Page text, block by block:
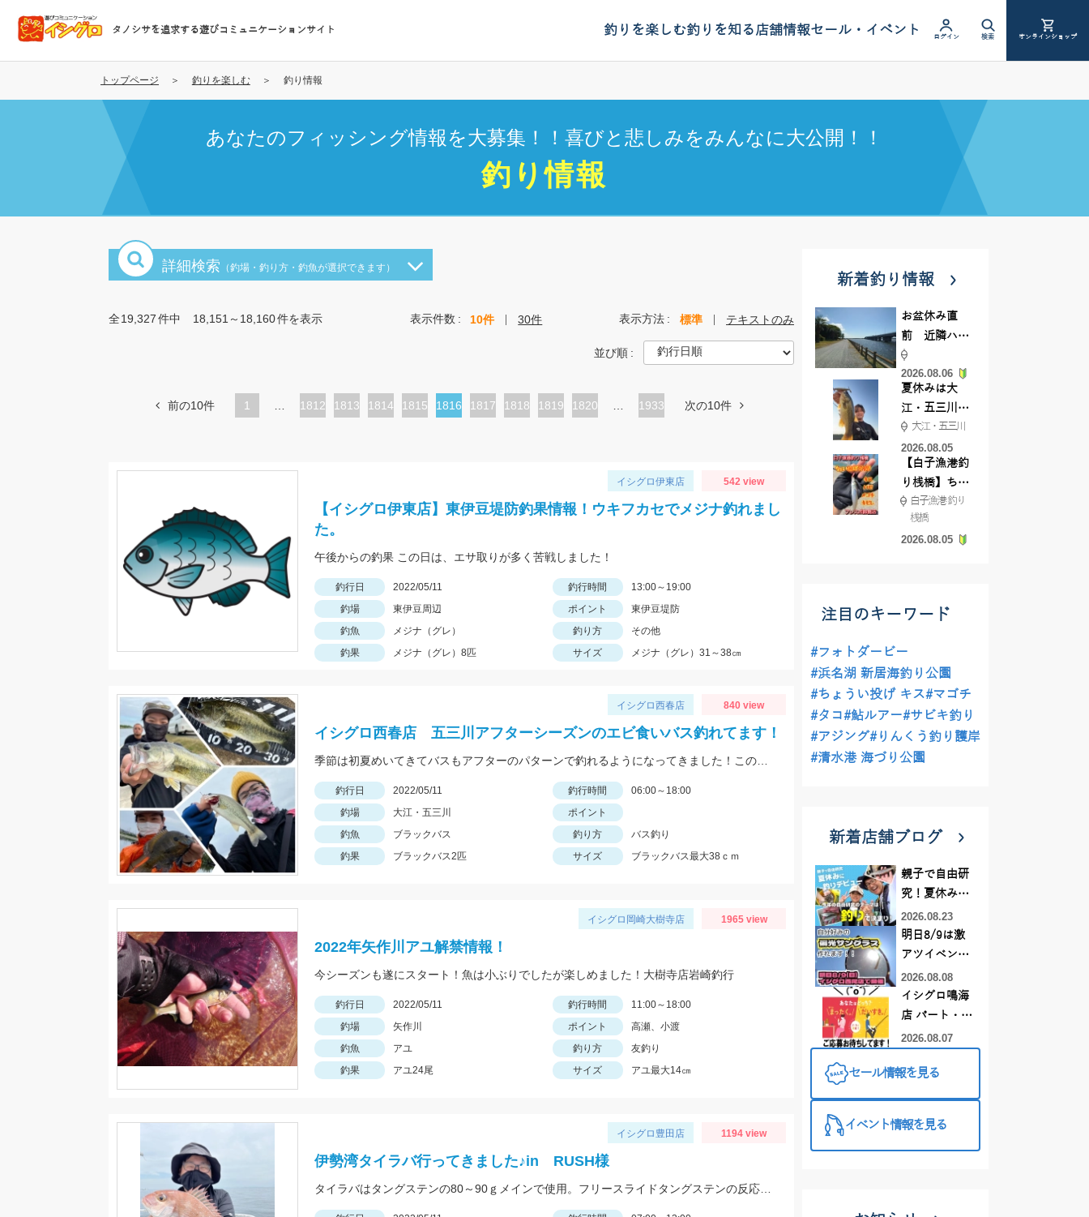
コ
テ
タノシサを追求する遊びコミュニケーションサイト 釣りを楽しむ釣りを知る店舗情報セール・イベント ログイン 検索 オンラインショップ
トップページ 釣りを楽しむ 釣り情報
あなたのフィッシング情報を大募集！！喜びと悲しみをみんなに大公開！！
釣り情報
詳細検索 （釣場・釣り方・釣魚が選択できます）
全19,327件中 18,151～18,160件を表示 表示件数 10件 30件 表示方法 標準 テキストのみ
並び順
前の10件 1
ペ
1812
ペ
1813
ペ
1814
ペ
1815
カ
ペ
ジ
1816
ペ
1817
ペ
1818
ペ
1819
ペ
1820 1933 次の10件
イシグロ伊東店 542 view
【イシグロ伊東店】東伊豆堤防釣果情報！ウキフカセでメジナ釣れまし
た。
午後からの釣果 この日は、エサ取りが多く苦戦しました！
釣行日 2022/05/11 釣行時間
13:00～19:00
釣場
東伊豆周辺 ポイント
東伊豆堤防
釣魚
メジナ（グレ） 釣り方
その他
釣果
メジナ（グレ）8匹 サイズ メジナ（グレ）31～38㎝
イシグロ西春店 840 view
イシグロ西春店 五三川アフターシーズンのエビ食いバス釣れてます！
釣行日 2022/05/11 釣行時間
06:00～18:00
釣場
大江・五三川
ポイント
釣魚
ブラックバス 釣り方
バス釣り
釣果
ブラックバス2匹 サイズ ブラックバス最大38ｃｍ
イシグロ岡崎大樹寺店 1965 view
2022年矢作川アユ解禁情報！
今シーズンも遂にスタート！魚は小ぶりでしたが楽しめました！大樹寺店岩崎釣行
釣行日 2022/05/11 釣行時間
11:00～18:00
釣場
矢作川 ポイント
高瀬、小渡
釣魚
アユ 釣り方
友釣り
釣果
アユ24尾 サイズ アユ最大14㎝
イシグロ豊田店 1194 view
伊勢湾タイラバ行ってきました♪in RUSH様
新着釣り情報
お盆休み直
前 近隣ハゼ
釣り場調査し
てきました
2026.08.06
夏休みは大
江・五三川で
バスフィッシ
ング♪
大江・五三川
2026.08.05
【白子漁港釣
り桟橋】ちょ
い投げ釣りが
絶好調!キスや
ハゼが簡単に
白子漁港 釣り
桟橋
2026.08.05
注目のキーワード
#フォトダービー
#浜名湖 新居海釣り公園
#ちょうい投げ キス#マゴチ
#タコ#鮎ルアー#サビキ釣り
#アジング#りんくう釣り護岸
#清水港 海づり公園
新着店舗ブログ
親子で自由研
究！夏休みに
釣りデビュー
2026.08.23
明日8/9は激
アツイベント
日！！！～オ
ーダー偏光グ
ラス受注会～
2026.08.08
イシグロ鳴海
店 パート・ア
ルバイトスタ
募集中！
2026.08.07
セール情報を見る
イベント情報を見る